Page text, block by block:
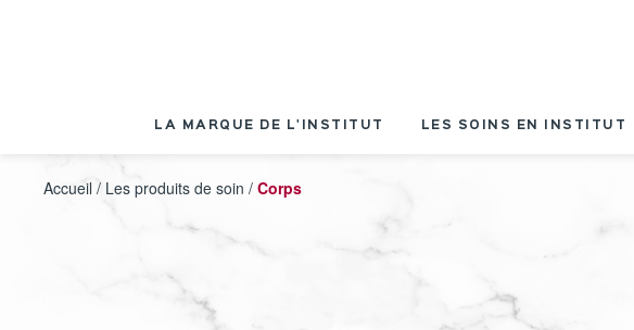
LA MARQUE DE L'INSTITUT LES SOINS EN INSTITUT
Accueil / Les produits de soin / Corps